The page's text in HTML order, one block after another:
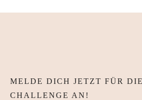
MELDE DICH JETZT FÜR
CHALLENGE AN!